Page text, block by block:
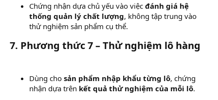
Chứng nhận dựa chủ yếu vào việc đánh giá hệ
thống quản lý chất lượng, không tập trung vào
thử nghiệm sản phẩm cụ thể.
7. Phương thức 7 – Thử nghiệm lô hàng
Dùng cho sản phẩm nhập khẩu từng lô, chứng
nhận dựa trên kết quả thử nghiệm của mỗi lô.